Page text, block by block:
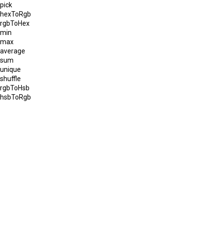
pick
hexToRgb
rgbToHex
min
max
average
sum
unique
shuffle
rgbToHsb
hsbToRgb